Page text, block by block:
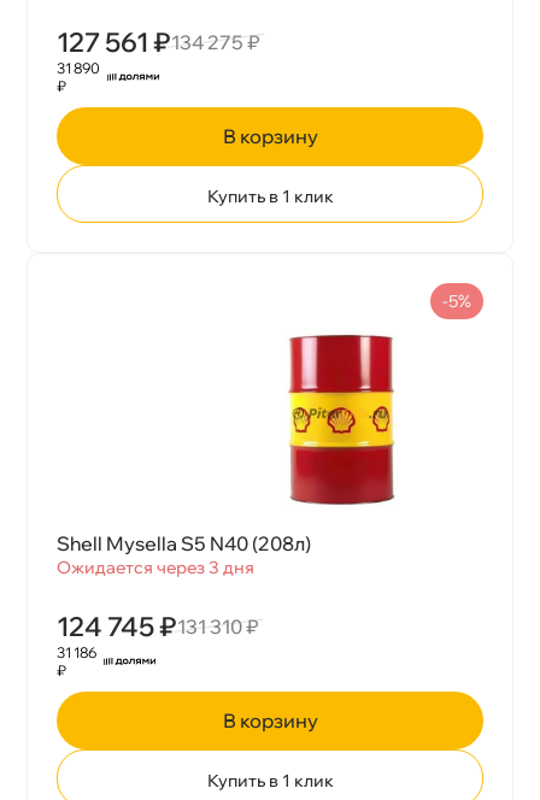
127 561 ₽134 275 ₽
31 890
₽
корзину
Купить в 1 клик
Shell Mysella S5 N40 (208л)
Ожидается через 3 дня
124 745 ₽131 310 ₽
-5%
31 186
₽
корзину
Купить в 1 клик